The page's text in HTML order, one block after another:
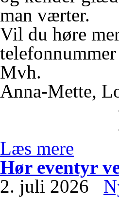
man værter.
Vil du høre
Mvh.
Anna-Mette,
Læs mere
Hør eventyr
2. juli 2026